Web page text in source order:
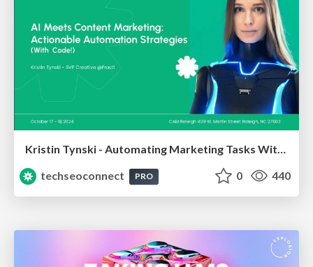
Kristin Tynski - Automating Marketing Tasks With AI
techseoconnect
PRO 0 440